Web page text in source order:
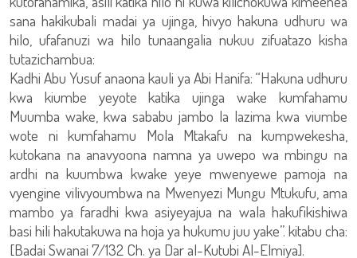
sana hakikubali madai ya ujinga, hivyo hakuna udhuru wa
hilo, ufafanuzi wa hilo tunaangalia nukuu zifuatazo kisha
tutazichambua:
Kadhi Abu Yusuf anaona kauli ya Abi Hanifa: “Hakuna udhuru
kwa kiumbe yeyote katika ujinga wake kumfahamu
Muumba wake, kwa sababu jambo la lazima kwa viumbe
wote ni kumfahamu Mola Mtakafu na kumpwekesha,
kutokana na anavyoona namna ya uwepo wa mbingu na
ardhi na kuumbwa kwake yeye mwenyewe pamoja na
vyengine vilivyoumbwa na Mwenyezi Mungu Mtukufu, ama
mambo ya faradhi kwa asiyeyajua na wala hakufikishiwa
basi hili hakutakuwa na hoja ya hukumu juu yake”. kitabu cha:
[Badai Swanai 7/132 Ch. ya Dar al-Kutubi Al-Elmiya].